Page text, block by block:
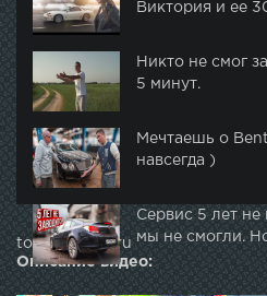
Виктория и ее
Никто не смог
5 минут.
Мечтаешь о
навсегда )
Сервис 5 лет не
мы не смогли.
topautotube.ru
Описание видео: